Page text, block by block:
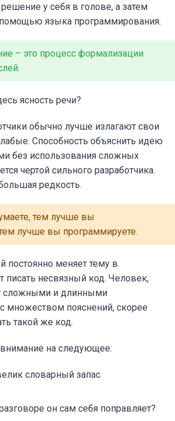
у себя в голове, а затем
языка программирования.
– это процесс формализации
ясность речи?
обычно лучше излагают свои
Способность объяснить идею
без использования сложных
чертой сильного разработчика.
редкость.
тем лучше вы
лучше вы программируете.
постоянно меняет тему в
писать несвязный код. Человек,
сложными и длинными
множеством пояснений, скорее
такой же код.
внимание на следующее:
словарный запас
он сам себя поправляет?